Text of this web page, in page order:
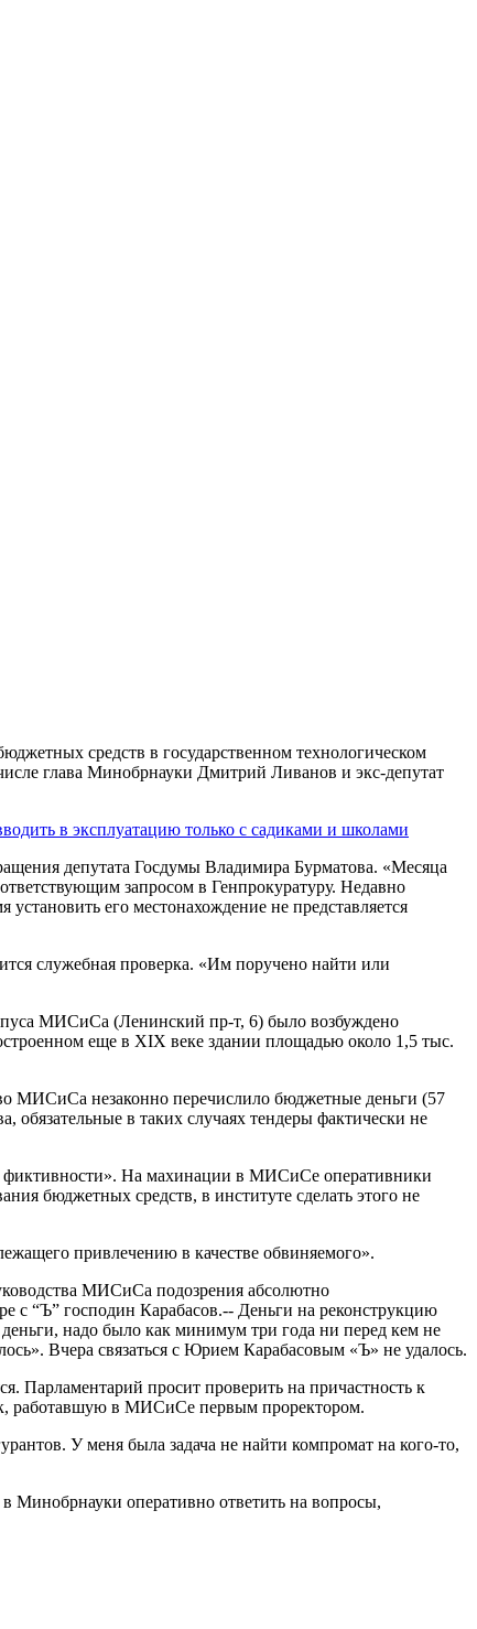
средств в государственном технологическом
глава Минобрнауки Дмитрий Ливанов и экс-депутат
в эксплуатацию только с садиками и школами
депутата Госдумы Владимира Бурматова. «Месяца
запросом в Генпрокуратуру. Недавно
его местонахождение не представляется
служебная проверка. «Им поручено найти или
МИСиСа (Ленинский пр-т, 6) было возбуждено
еще в XIX веке здании площадью около 1,5 тыс.
МИСиСа незаконно перечислило бюджетные деньги (57
обязательные в таких случаях тендеры фактически не
фиктивности». На махинации в МИСиСе оперативники
бюджетных средств, в институте сделать этого не
привлечению в качестве обвиняемого».
МИСиСа подозрения абсолютно
с “Ъ” господин Карабасов.-- Деньги на реконструкцию
надо было как минимум три года ни перед кем не
Вчера связаться с Юрием Карабасовым «Ъ» не удалось.
Парламентарий просит проверить на причастность к
работавшую в МИСиСе первым проректором.
У меня была задача не найти компромат на кого-то,
Минобрнауки оперативно ответить на вопросы,